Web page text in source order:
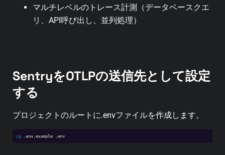
マルチレベルのトレース計測（データベースクエ
リ、API呼び出し、並列処理）
SentryをOTLPの送信先として設定
する
プロジェクトのルートに.envファイルを作成します。